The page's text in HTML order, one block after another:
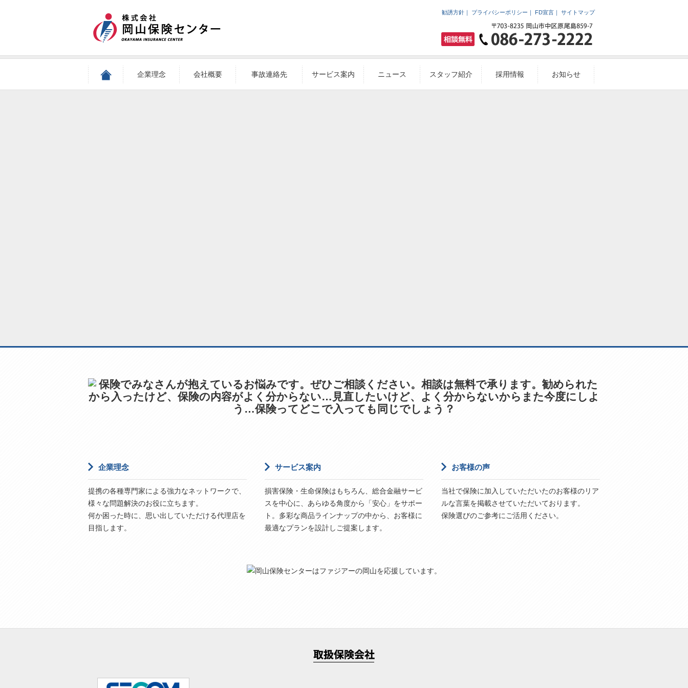
勧誘方針 ｜ プライバシーポリシー ｜ FD宣言 ｜ サイトマップ
企業理念 会社概要 事故連絡先 サービス案内 ニュース スタッフ紹介 採用情報 お知らせ
企業理念
提携の各種専門家による強力なネットワークで、
様々な問題解決のお役に立ちます。
何か困った時に、思い出していただける代理店を
目指します。
サービス案内
損害保険・生命保険はもちろん、総合金融サービ
スを中心に、あらゆる角度から「安心」をサポー
ト。多彩な商品ラインナップの中から、お客様に
最適なプランを設計しご提案します。
お客様の声
当社で保険に加入していただいたのお客様のリア
ルな言葉を掲載させていただいております。
保険選びのご参考にご活用ください。